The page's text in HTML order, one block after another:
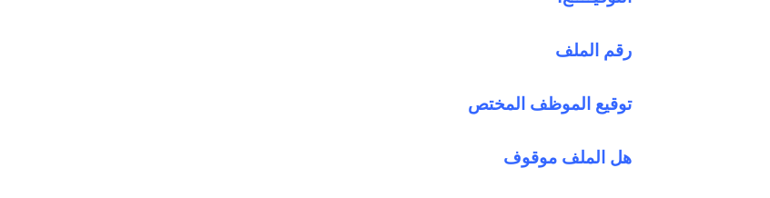
رقم الملف
توقيع الموظف المختص
هل الملف موقوف